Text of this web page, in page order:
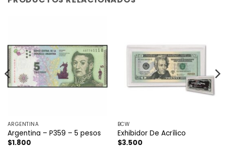
ARGENTINA
Argentina – P359 – 5 pesos
$1.800
BCW
Exhibidor De Acrílico
$3.500